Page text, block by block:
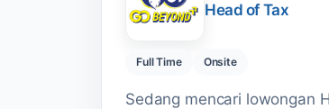
Head of Tax
Full Time Onsite
Sedang mencari lowongan